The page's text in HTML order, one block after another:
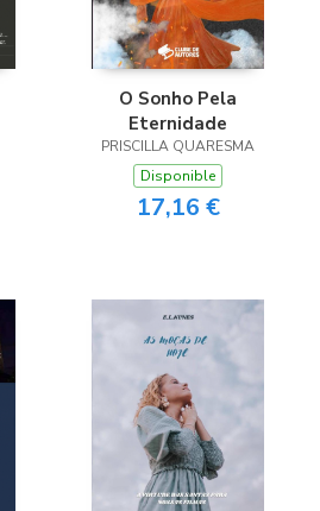
O Sonho Pela
Eternidade
PRISCILLA QUARESMA
Disponible
17,16 €